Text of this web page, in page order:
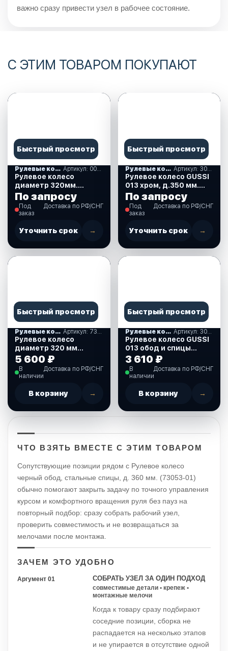
важно сразу привести узел в рабочее состояние.
С ЭТИМ ТОВАРОМ ПОКУПАЮТ
Быстрый просмотр
Рулевые колеса, спиннеры
Рулевое колесо
диаметр 320мм.
(73059-01SL)
По запросу
Под
заказ
Доставка по РФ/СНГ
Уточнить срок →
Быстрый просмотр
Рулевые колеса, спиннеры Артикул: 30133581S
Рулевое колесо GUSSI
013 хром, д.350 мм.
(30133581S)
По запросу
Под
заказ
Доставка по РФ/СНГ
Уточнить срок →
Быстрый просмотр
Рулевые колеса, спиннеры
Рулевое колесо
диаметр 320 мм
(73057-01SL)
5 600 ₽
В
наличии
Доставка по РФ/СНГ
В корзину →
Быстрый просмотр
Рулевые колеса, спиннеры Артикул: 30133521
Рулевое колесо GUSSI
013 обод и спицы
черные, д. 350 мм.
(30133521)
3 610 ₽
В
наличии
Доставка по РФ/СНГ
В корзину →
ЧТО ВЗЯТЬ ВМЕСТЕ С ЭТИМ ТОВАРОМ
Сопутствующие позиции рядом с Рулевое колесо
черный обод, стальные спицы, д. 360 мм. (73053-01)
обычно помогают закрыть задачу по точного управления
курсом и комфортного вращения руля без пауз на
повторный подбор: сразу собрать рабочий узел,
проверить совместимость и не возвращаться за
мелочами после монтажа.
ЗАЧЕМ ЭТО УДОБНО
Аргумент 01 СОБРАТЬ УЗЕЛ ЗА ОДИН ПОДХОД
совместимые детали • крепеж •
монтажные мелочи
Когда к товару сразу подбирают
соседние позиции, сборка не
распадается на несколько этапов
и не упирается в отсутствие одной